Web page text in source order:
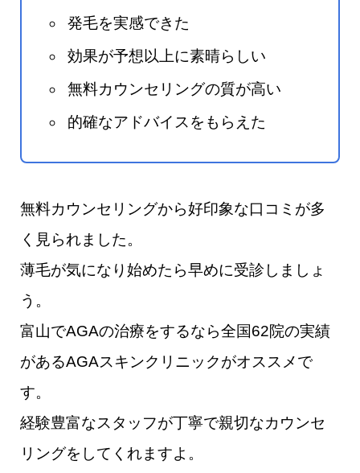
発毛を実感できた
効果が予想以上に素晴らしい
無料カウンセリングの質が高い
的確なアドバイスをもらえた
無料カウンセリングから好印象な口コミが多
く見られました。
薄毛が気になり始めたら早めに受診しましょ
う。
富山でAGAの治療をするなら全国62院の実績
があるAGAスキンクリニックがオススメで
す。
経験豊富なスタッフが丁寧で親切なカウンセ
リングをしてくれますよ。